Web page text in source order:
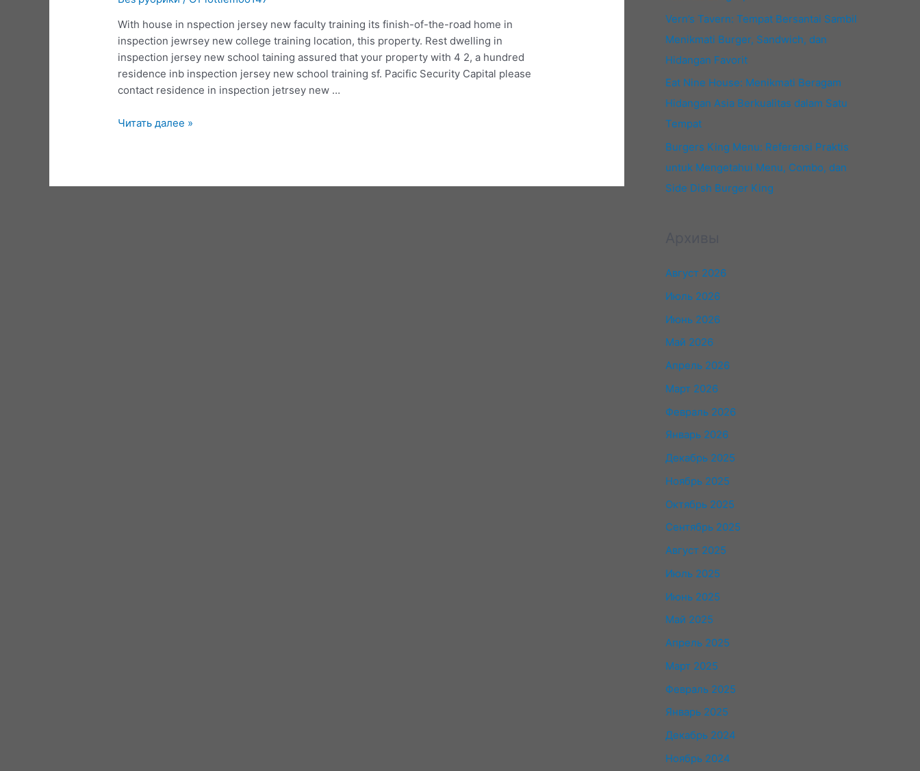
With house in nspection jersey new faculty training its finish-of-the-road home in
inspection jewrsey new college training location, this property. Rest dwelling in
inspection jersey new school taining assured that your property with 4 2, a hundred
residence inb inspection jersey new school training sf. Pacific Security Capital please
contact residence in inspection jetrsey new …
Resume
Appraiser
Читать далее »
Vern’s Tavern: Tempat Bersantai Sambil
Menikmati Burger, Sandwich, dan
Hidangan Favorit
Eat Nine House: Menikmati Beragam
Hidangan Asia Berkualitas dalam Satu
Tempat
Burgers King Menu: Referensi Praktis
untuk Mengetahui Menu, Combo, dan
Side Dish Burger King
Август 2026
Июль 2026
Июнь 2026
Май 2026
Апрель 2026
Март 2026
Февраль 2026
Январь 2026
Декабрь 2025
Ноябрь 2025
Октябрь 2025
Сентябрь 2025
Август 2025
Июль 2025
Июнь 2025
Май 2025
Апрель 2025
Март 2025
Февраль 2025
Январь 2025
Декабрь 2024
Ноябрь 2024